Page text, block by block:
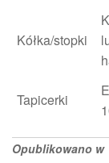
Kółka/stopki
Tapicerki
Opublikowano w